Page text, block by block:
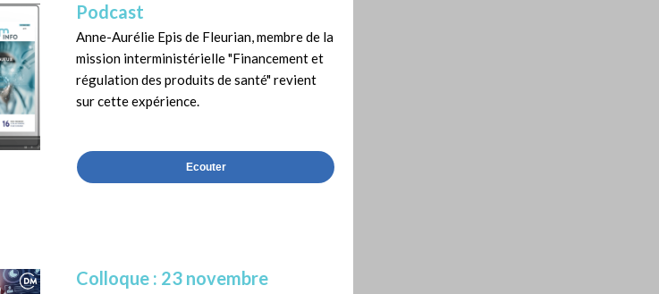
Podcast
Anne-Aurélie Epis de Fleurian, membre de la
mission interministérielle"Financement et
régulation des produits de santé" revient
sur cette expérience.
Ecouter
Colloque : 23 novembre